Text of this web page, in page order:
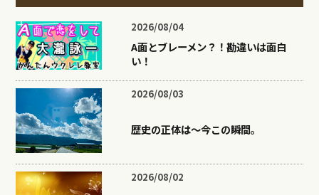
2026/08/04
A面とブレーメン？！勘違いは面白
い！
2026/08/03
歴史の正体は〜今この瞬間。
2026/08/02